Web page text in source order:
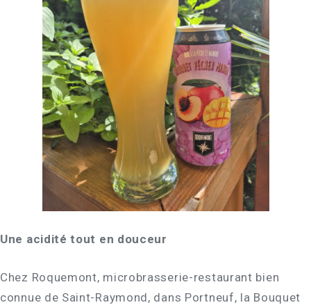
Une acidité tout en douceur
Chez Roquemont, microbrasserie-restaurant bien
connue de Saint-Raymond, dans Portneuf, la Bouquet